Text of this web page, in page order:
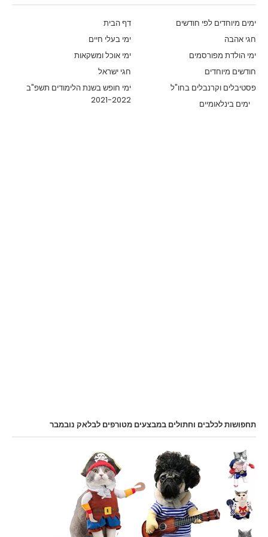
דף הבית
ימים מיוחדים לפי חודשים
ימי בעלי חיים
חגי אהבה
ימי אוכל ומשקאות
ימי הולדת מפורסמים
חגי ישראל
חודשים מיוחדים
ימי חופש בשנת הלימודים תשפ"ב
2021-2022
פסטיבלים וקרנבלים בחו"ל
ימים בינלאומיים
תחפושות לכלבים וחתולים במבצעים מטורפים לבלאק נובמבר